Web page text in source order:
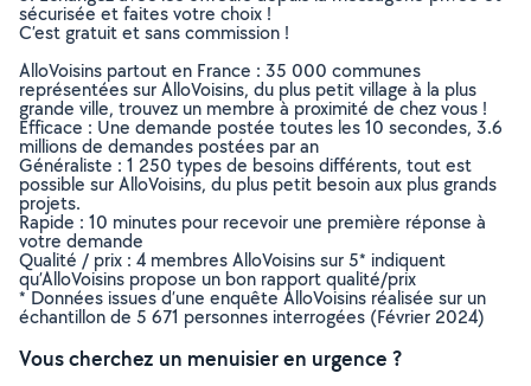
sécurisée et faites votre choix !
C’est gratuit et sans commission !
AlloVoisins partout en France : 35 000 communes
représentées sur AlloVoisins, du plus petit village à la plus
grande ville, trouvez un membre à proximité de chez vous !
Efficace : Une demande postée toutes les 10 secondes, 3.6
millions de demandes postées par an
Généraliste : 1 250 types de besoins différents, tout est
possible sur AlloVoisins, du plus petit besoin aux plus grands
projets.
Rapide : 10 minutes pour recevoir une première réponse à
votre demande
Qualité / prix : 4 membres AlloVoisins sur 5* indiquent
qu’AlloVoisins propose un bon rapport qualité/prix
* Données issues d’une enquête AlloVoisins réalisée sur un
échantillon de 5 671 personnes interrogées (Février 2024)
Vous cherchez un menuisier en urgence ?